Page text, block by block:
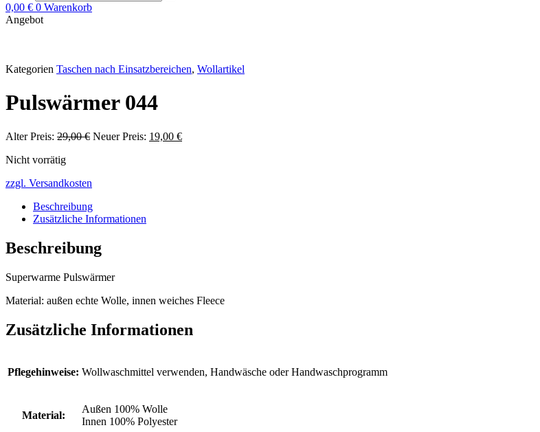
0,00 € 0 Warenkorb
Angebot
Kategorien Taschen nach Einsatzbereichen, Wollartikel
Pulswärmer 044
Alter Preis: 29,00€ Ursprünglicher
Neuer Preis: 19,00 €
Nicht vorrätig
zzgl. Versandkosten
Beschreibung
Zusätzliche Informationen
Beschreibung
Superwarme Pulswärmer
Material: außen echte Wolle, innen weiches Fleece
Zusätzliche Informationen
Pflegehinweise: Wollwaschmittel verwenden, Handwäsche oder Handwaschprogramm
Material:
Außen 100% Wolle
Innen 100% Polyester